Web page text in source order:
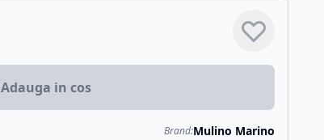
Adauga in cos
Brand:Mulino Marino